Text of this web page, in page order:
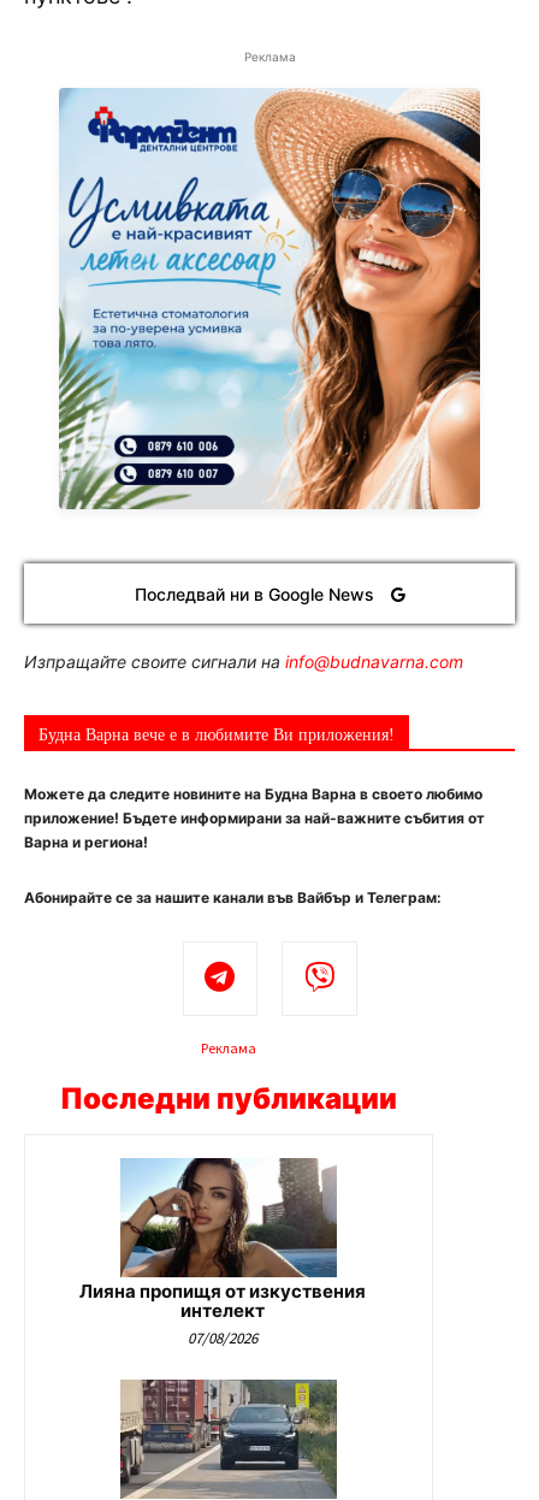
Реклама
Последвай ни в Google News
Изпращайте своите сигнали на info@budnavarna.com
Будна Варна вече е в любимите Ви приложения!
Можете да следите новините на Будна Варна в своето любимо
приложение! Бъдете информирани за най-важните събития от
Варна и региона!
Абонирайте се за нашите канали във Вайбър и Телеграм:
Реклама
Последни публикации
Лияна пропищя от изкуствения
интелект
07/08/2026